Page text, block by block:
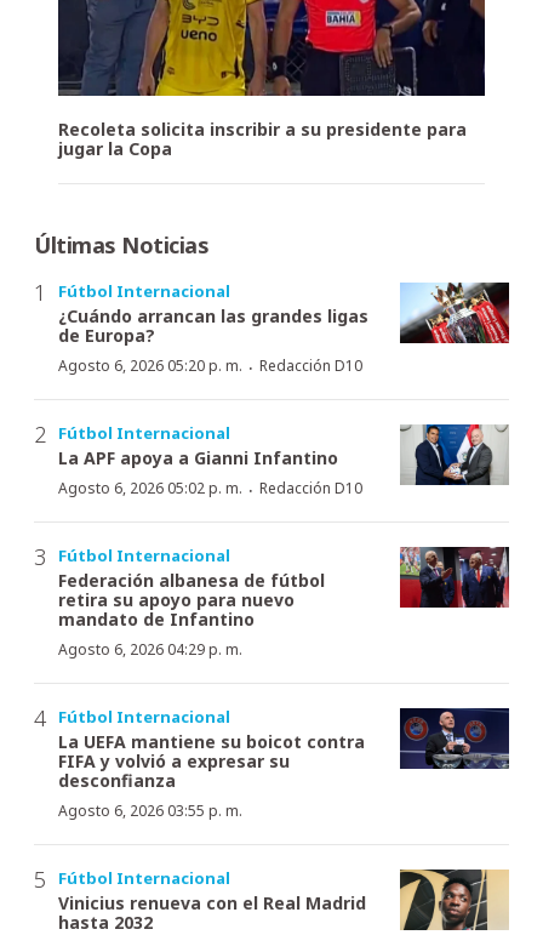
Recoleta solicita inscribir a su presidente para
jugar la Copa
Últimas Noticias
Fútbol Internacional
¿Cuándo arrancan las grandes ligas
de Europa?
Agosto 6, 2026 05:20 p. m. · Redacción D10
Fútbol Internacional
La APF apoya a Gianni Infantino
Agosto 6, 2026 05:02 p. m. · Redacción D10
Fútbol Internacional
Federación albanesa de fútbol
retira su apoyo para nuevo
mandato de Infantino
Agosto 6, 2026 04:29 p. m.
Fútbol Internacional
La UEFA mantiene su boicot contra
FIFA y volvió a expresar su
desconfianza
Agosto 6, 2026 03:55 p. m.
Fútbol Internacional
Vinicius renueva con el Real Madrid
hasta 2032